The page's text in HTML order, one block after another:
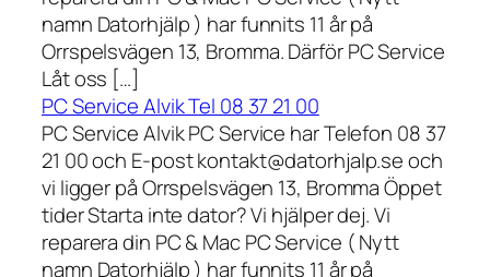
namn Datorhjälp ) har funnits 11 år på
Orrspelsvägen 13, Bromma. Därför PC Service
Låt oss […]
PC Service Alvik Tel 08 37 21 00
PC Service Alvik PC Service har Telefon 08 37
21 00 och E-post kontakt@datorhjalp.se och
vi ligger på Orrspelsvägen 13, Bromma Öppet
tider Starta inte dator? Vi hjälper dej. Vi
reparera din PC & Mac PC Service ( Nytt
namn Datorhjälp ) har funnits 11 år på